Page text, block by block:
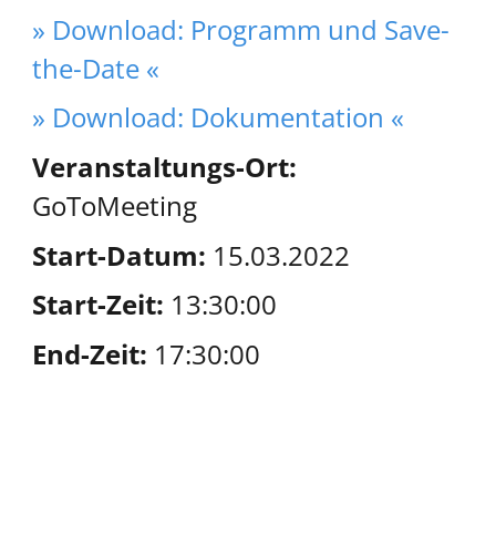
» Download: Programm und Save-
the-Date «
» Download: Dokumentation «
Veranstaltungs-Ort:
GoToMeeting
Start-Datum: 15.03.2022
Start-Zeit: 13:30:00
End-Zeit: 17:30:00